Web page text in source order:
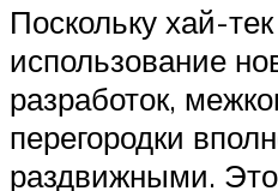
Поскольку хай-
использование
разработок,
перегородки
раздвижными.